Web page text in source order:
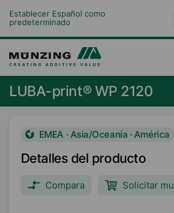
Establecer Español como
predeterminado
LUBA-print® WP 2120
EMEA · Asia/Oceanía · América
Detalles del producto
Compara Solicitar